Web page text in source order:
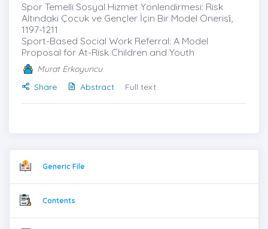
Spor Temelli Sosyal Hizmet Yönlendirmesi: Risk
Altındaki Çocuk ve Gençler İçin Bir Model Önerisi̇,
1197-1211
Sport-Based Social Work Referral: A Model
Proposal for At-Risk Children and Youth
Murat Erkoyuncu
Share
Abstract Full text
Generic File
Contents